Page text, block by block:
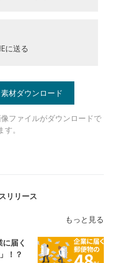
に送る
材ダウンロード
ファイルがダウンロードで
す。
リリース
もっと見る
届く
！？